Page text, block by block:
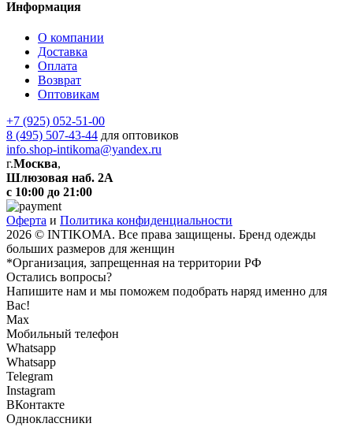
Информация
О компании
Доставка
Оплата
Возврат
Оптовикам
+7 (925) 052-51-00
8 (495) 507-43-44 для оптовиков
info.shop-intikoma@yandex.ru
г.Москва,
Шлюзовая наб. 2А
с 10:00 до 21:00
Оферта и Политика конфиденциальности
2026 © INTIKOMA. Все права защищены. Бренд одежды
больших размеров для женщин
*Организация, запрещенная на территории РФ
Остались вопросы?
Напишите нам и мы поможем подобрать наряд именно для
Вас!
Max
Мобильный телефон
Whatsapp
Whatsapp
Telegram
Instagram
ВКонтакте
Одноклассники